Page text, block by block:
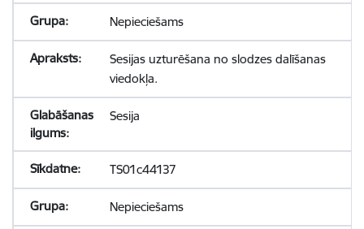
Nepieciešams
Sesijas uzturēšana no slodzes dalīšanas
viedokļa.
Sesija
TS01c44137
Nepieciešams